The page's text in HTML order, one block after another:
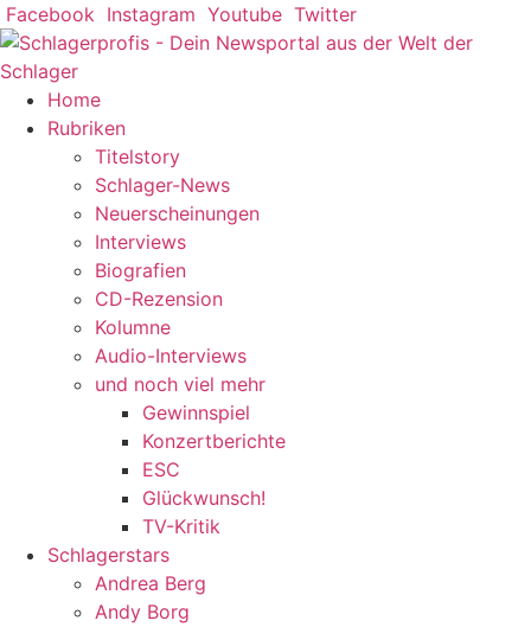
Zum
Inhalt
springen
Facebook Instagram Youtube Twitter
Home
Rubriken
Titelstory
Schlager-News
Neuerscheinungen
Interviews
Biografien
CD-Rezension
Kolumne
Audio-Interviews
und noch viel mehr
Gewinnspiel
Konzertberichte
ESC
Glückwunsch!
TV-Kritik
Schlagerstars
Andrea Berg
Andy Borg